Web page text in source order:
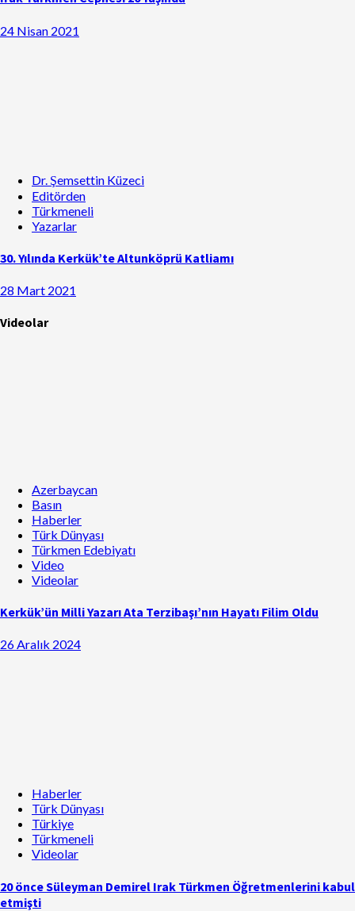
24 Nisan 2021
Dr. Şemsettin Küzeci
Editörden
Türkmeneli
Yazarlar
30. Yılında Kerkük’te Altunköprü Katliamı
28 Mart 2021
Videolar
Azerbaycan
Basın
Haberler
Türk Dünyası
Türkmen Edebiyatı
Video
Videolar
Kerkük’ün Milli Yazarı Ata Terzibaşı’nın Hayatı Filim Oldu
26 Aralık 2024
Haberler
Türk Dünyası
Türkiye
Türkmeneli
Videolar
20 önce Süleyman Demirel Irak Türkmen Öğretmenlerini kabul
etmişti